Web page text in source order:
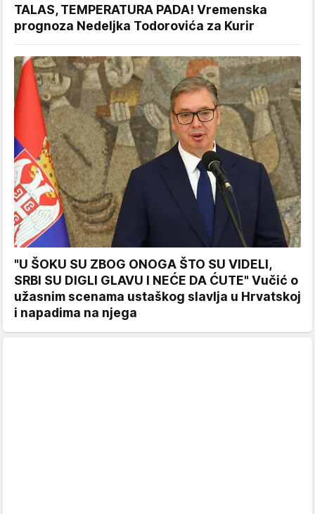
TALAS, TEMPERATURA PADA! Vremenska
prognoza Nedeljka Todorovića za Kurir
"U ŠOKU SU ZBOG ONOGA ŠTO SU VIDELI,
SRBI SU DIGLI GLAVU I NEĆE DA ĆUTE" Vučić o
užasnim scenama ustaškog slavlja u Hrvatskoj
i napadima na njega